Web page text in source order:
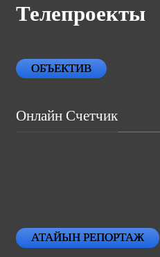
Телепроекты
ОБЪЕКТИВ
Онлайн Счетчик
АТАЙЫН РЕПОРТАЖ